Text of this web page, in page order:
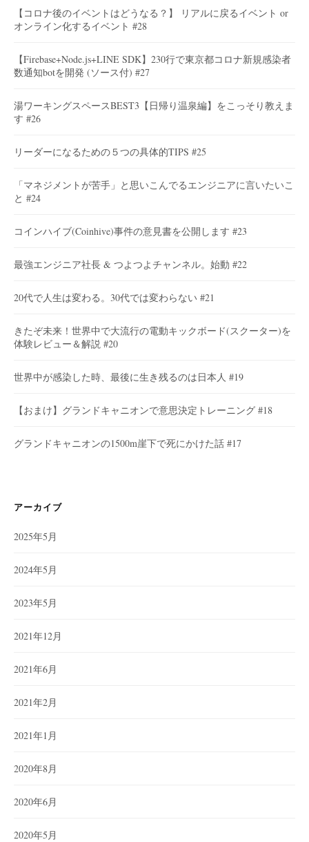
【コロナ後のイベントはどうなる？】 リアルに戻るイベント or
オンライン化するイベント #28
【Firebase+Node.js+LINE SDK】230行で東京都コロナ新規感染者
数通知botを開発 (ソース付) #27
湯ワーキングスペースBEST3【日帰り温泉編】をこっそり教えま
す #26
リーダーになるための５つの具体的TIPS #25
「マネジメントが苦手」と思いこんでるエンジニアに言いたいこ
と #24
コインハイブ(Coinhive)事件の意見書を公開します #23
最強エンジニア社長 & つよつよチャンネル。始動 #22
20代で人生は変わる。30代では変わらない #21
きたぞ未来！世界中で大流行の電動キックボード(スクーター)を
体験レビュー＆解説 #20
世界中が感染した時、最後に生き残るのは日本人 #19
【おまけ】グランドキャニオンで意思決定トレーニング #18
グランドキャニオンの1500m崖下で死にかけた話 #17
アーカイブ
2025年5月
2024年5月
2023年5月
2021年12月
2021年6月
2021年2月
2021年1月
2020年8月
2020年6月
2020年5月